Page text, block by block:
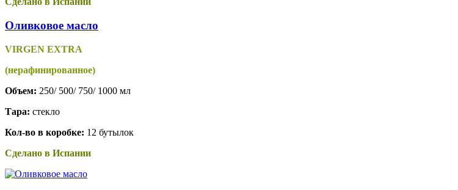
Оливковое масло
VIRGEN EXTRA
(нерафинированное)
Объем: 250/ 500/ 750/ 1000 мл
Тара: стекло
Кол-во в коробке: 12 бутылок
Сделано в Испании